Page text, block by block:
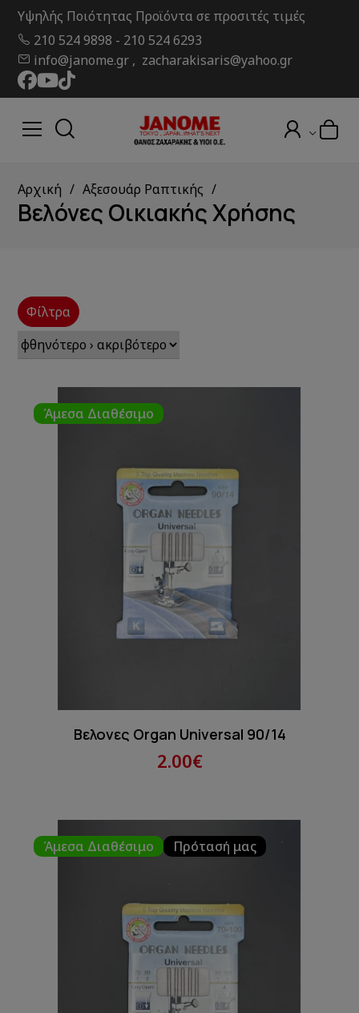
Υψηλής Ποιότητας Προϊόντα σε προσιτές τιμές
210 524 9898 - 210 524 6293
info@janome.gr , zacharakisaris@yahoo.gr
Αρχική Αξεσουάρ Ραπτικής
Βελόνες Οικιακής Χρήσης
Φίλτρα
Άμεσα Διαθέσιμο
Βελονες Organ Universal 90/14
2.00€
Άμεσα Διαθέσιμο Πρότασή μας